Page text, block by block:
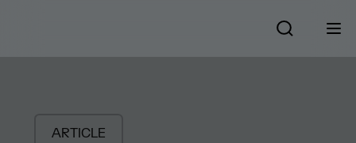
ARTICLE